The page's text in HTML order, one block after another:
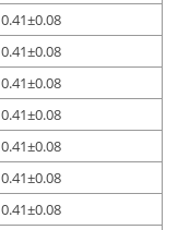
0.41±0.08
0.41±0.08
0.41±0.08
0.41±0.08
0.41±0.08
0.41±0.08
0.41±0.08